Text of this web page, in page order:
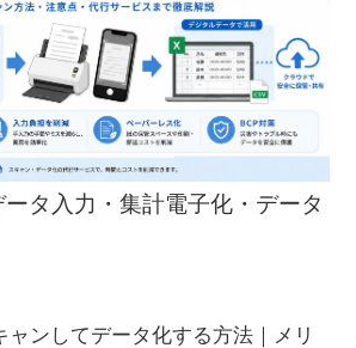
ータ入力・集計電子化・データ
ャンしてデータ化する方法｜メリ